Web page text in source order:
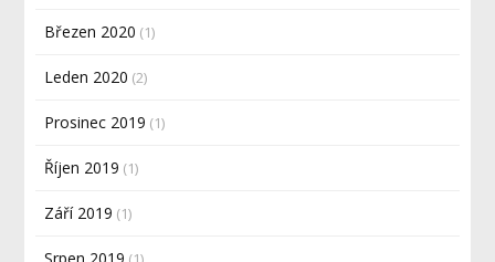
Březen 2020 (1)
Leden 2020 (2)
Prosinec 2019 (1)
Říjen 2019 (1)
Září 2019 (1)